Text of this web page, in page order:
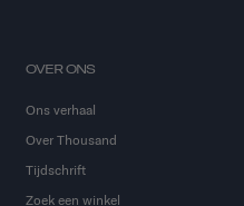
OVER ONS
Ons verhaal
Over Thousand
Tijdschrift
Zoek een winkel